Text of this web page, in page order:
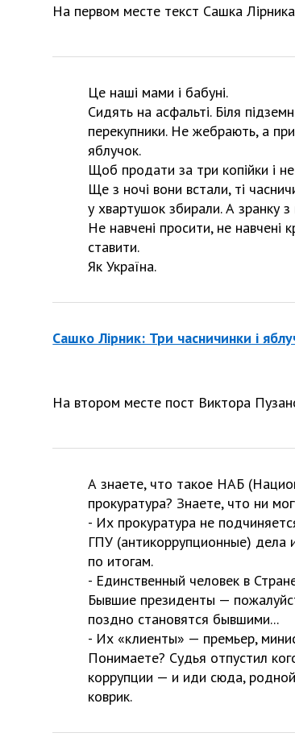
На первом месте текст Сашка
Це наші мами і бабуні.
Сидять на асфальті. Біля
перекупники. Не жебрають, а
яблучок.
Щоб продати за три копійки і
Ще з ночі вони встали, ті
у хвартушок збирали. А зранку
Не навчені просити, не навчені
ставити.
Як Україна.
Сашко Лірник: Три часничинки і
На втором месте пост Виктора
А знаете, что такое НАБ
прокуратура? Знаете, что ни
- Их прокуратура не
ГПУ (антикоррупционные) дела
по итогам.
- Единственный человек в
Бывшие президенты —
поздно становятся бывшими...
- Их «клиенты» — премьер,
Понимаете? Судья отпустил
коррупции — и иди сюда,
коврик.